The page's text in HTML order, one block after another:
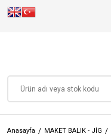
Anasayfa MAKET BALIK - JİG